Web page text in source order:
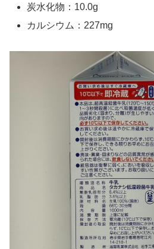
炭水化物：10.0g
カルシウム：227mg